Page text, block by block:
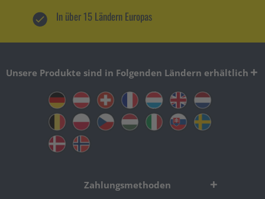
In über 15 Ländern Europas
Unsere Produkte sind in Folgenden Ländern erhältlich
Zahlungsmethoden